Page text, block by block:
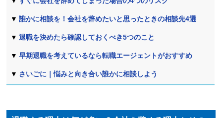
誰かに相談を！会社を辞めたいと思ったときの相談先4選
退職を決めたら確認しておくべき5つのこと
早期退職を考えているなら転職エージェントがおすすめ
さいごに｜悩みと向き合い誰かに相談しよう